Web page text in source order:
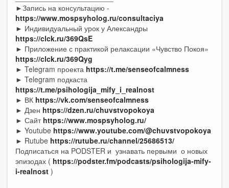
►Запись на консультацию -
https://www.mospsyholog.ru/consultaciya
► Индивидуальный урок у Александры
https://clck.ru/369QsE
► Приложение с практикой релаксации «Чувство Покоя»
https://clck.ru/369Qyg
► Telegram проекта https://t.me/senseofcalmness
► Telegram подкаста
https://t.me/psihologija_mify_i_realnost
► ВК https://vk.com/senseofcalmness
► Дзен https://dzen.ru/chuvstvopokoya
► Сайт https://www.mospsyholog.ru/
► Youtube https://www.youtube.com/@chuvstvopokoya
► Rutube https://rutube.ru/channel/25686513/
Подписаться на PODSTER и узнавать первыми о новых
эпизодах ( https://podster.fm/podcasts/psihologija-mify-
i-realnost )